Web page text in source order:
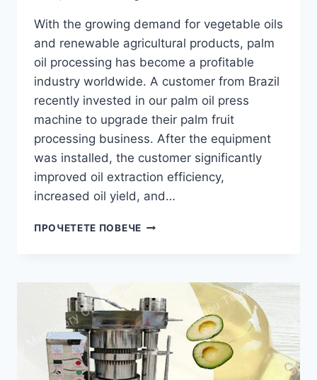
With the growing demand for vegetable oils
and renewable agricultural products, palm
oil processing has become a profitable
industry worldwide. A customer from Brazil
recently invested in our palm oil press
machine to upgrade their palm fruit
processing business. After the equipment
was installed, the customer significantly
improved oil extraction efficiency,
increased oil yield, and…
ПРОЧЕТЕТЕ ПОВЕЧЕHOW
MACHINE
HELPED
A
BRAZILIAN
PROCESSOR
INCREASE